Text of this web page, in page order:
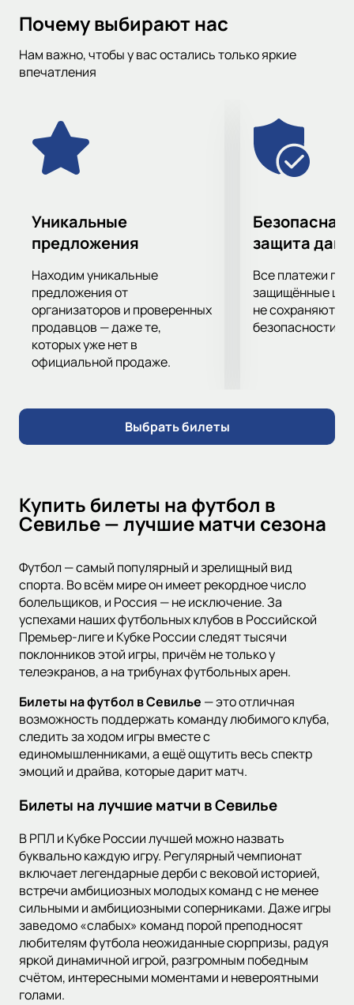
команд и не пропустить важные игры. Для удобства, вы
также можете фильтровать события по дате, городу, месту
проведения и турниру.
Почему выбирают нас
Нам важно, чтобы у вас остались только яркие
впечатления
Уникальные
предложения
Находим уникальные
предложения от
организаторов и проверенных
продавцов — даже те,
которых уже нет в
официальной продаже.
Безопасная
защита
Все платежи
защищённые
не сохраняются
безопасности.
Выбрать билеты
Купить билеты на футбол в
Севилье — лучшие матчи сезона
Футбол — самый популярный и зрелищный вид
спорта. Во всём мире он имеет рекордное число
болельщиков, и Россия — не исключение. За
успехами наших футбольных клубов в Российской
Премьер-лиге и Кубке России следят тысячи
поклонников этой игры, причём не только у
телеэкранов, а на трибунах футбольных арен.
Билеты на футбол в Севилье — это отличная
возможность поддержать команду любимого клуба,
следить за ходом игры вместе с
единомышленниками, а ещё ощутить весь спектр
эмоций и драйва, которые дарит матч.
Билеты на лучшие матчи в Севилье
В РПЛ и Кубке России лучшей можно назвать
буквально каждую игру. Регулярный чемпионат
включает легендарные дерби с вековой историей,
встречи амбициозных молодых команд с не менее
сильными и амбициозными соперниками. Даже игры
заведомо «слабых» команд порой преподносят
любителям футбола неожиданные сюрпризы, радуя
яркой динамичной игрой, разгромным победным
счётом, интересными моментами и невероятными
голами.